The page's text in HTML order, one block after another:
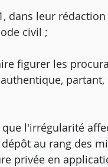
dans leur
civil ;
figurer les
partant,
l'irrégularité
au rang des
privée en